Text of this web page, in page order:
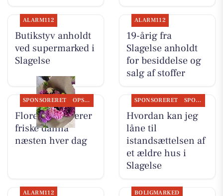
ALARM112
Butikstyv anholdt
ved supermarked i
Slagelse
ALARM112
19-årig fra
Slagelse anholdt
for besiddelse og
salg af stoffer
SPONSORERET OPSLAGSTAVLEN
Flore Vida skærer
friske dahlia
næsten hver dag
SPONSORERET SPONSORERET INDHOLD
Hvordan kan jeg
låne til
istandsættelsen af
et ældre hus i
Slagelse
ALARM112 BOLIGMARKED